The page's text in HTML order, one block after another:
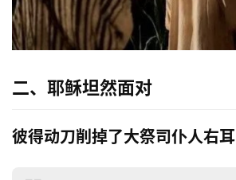
二、耶稣坦然面对
彼得动刀削掉了大祭司仆人右耳